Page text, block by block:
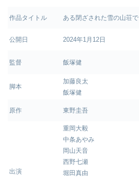
作品タイトル ある閉ざされた雪の山荘で
公開日 2024年1月12日
監督 飯塚健
脚本
加藤良太
飯塚健
原作 東野圭吾
出演
重岡大毅
中条あやみ
岡山天音
西野七瀬
堀田真由